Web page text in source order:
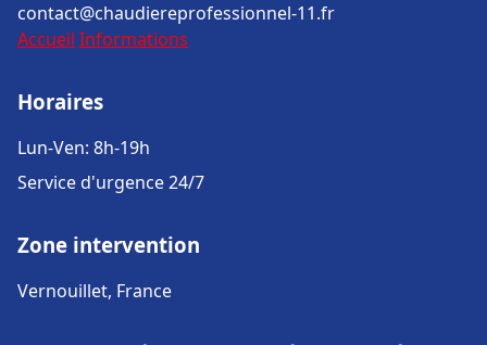
contact@chaudiereprofessionnel-11.fr
Accueil Informations
Horaires
Lun-Ven: 8h-19h
Service d'urgence 24/7
Zone intervention
Vernouillet, France